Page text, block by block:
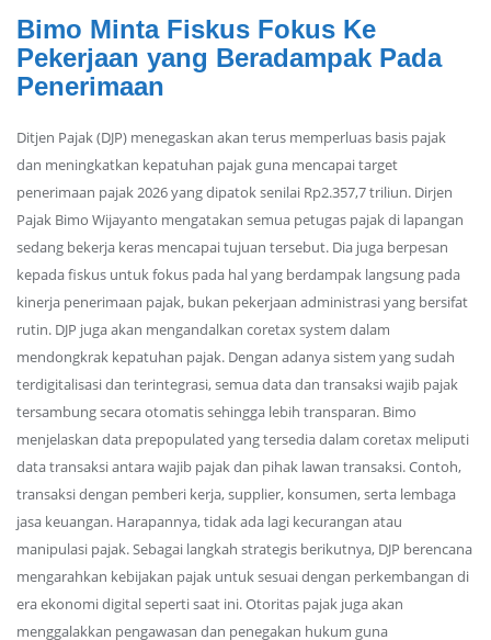
Bimo Minta Fiskus Fokus Ke
Pekerjaan yang Beradampak Pada
Penerimaan
Ditjen Pajak (DJP) menegaskan akan terus memperluas basis pajak
dan meningkatkan kepatuhan pajak guna mencapai target
penerimaan pajak 2026 yang dipatok senilai Rp2.357,7 triliun. Dirjen
Pajak Bimo Wijayanto mengatakan semua petugas pajak di lapangan
sedang bekerja keras mencapai tujuan tersebut. Dia juga berpesan
kepada fiskus untuk fokus pada hal yang berdampak langsung pada
kinerja penerimaan pajak, bukan pekerjaan administrasi yang bersifat
rutin. DJP juga akan mengandalkan coretax system dalam
mendongkrak kepatuhan pajak. Dengan adanya sistem yang sudah
terdigitalisasi dan terintegrasi, semua data dan transaksi wajib pajak
tersambung secara otomatis sehingga lebih transparan. Bimo
menjelaskan data prepopulated yang tersedia dalam coretax meliputi
data transaksi antara wajib pajak dan pihak lawan transaksi. Contoh,
transaksi dengan pemberi kerja, supplier, konsumen, serta lembaga
jasa keuangan. Harapannya, tidak ada lagi kecurangan atau
manipulasi pajak. Sebagai langkah strategis berikutnya, DJP berencana
mengarahkan kebijakan pajak untuk sesuai dengan perkembangan di
era ekonomi digital seperti saat ini. Otoritas pajak juga akan
menggalakkan pengawasan dan penegakan hukum guna